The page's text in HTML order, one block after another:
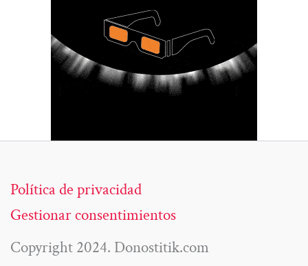
Política de privacidad
Gestionar consentimientos
Copyright 2024. Donostitik.com